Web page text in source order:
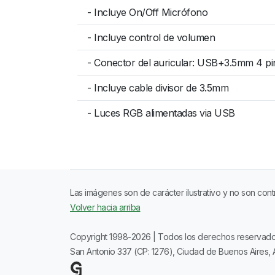
- Incluye On/Off Micrófono
- Incluye control de volumen
- Conector del auricular: USB+3.5mm 4
- Incluye cable divisor de 3.5mm
- Luces RGB alimentadas via USB
Las imágenes son de carácter ilustrativo y no son
Volver hacia arriba
Copyright 1998-2026 | Todos los derechos
San Antonio 337 (CP: 1276), Ciudad de Buenos Aires,